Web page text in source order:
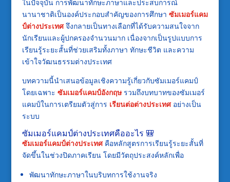
ในปัจจุบัน การพัฒนาทักษะภาษาและประสบการณ์
นานาชาติเป็นองค์ประกอบสำคัญของการศึกษา ซัมเมอร์แคม
ป์ต่างประเทศจึงกลายเป็นทางเลือกที่ได้รับความสนใจจาก
นักเรียนและผู้ปกครองจำนวนมาก เนื่องจากเป็นรูปแบบการ
เรียนรู้ระยะสั้นที่ช่วยเสริมทั้งภาษา ทักษะชีวิต และความ
เข้าใจวัฒนธรรมต่างประเทศ
บทความนี้นำเสนอข้อมูลเชิงความรู้เกี่ยวกับซัมเมอร์แคมป์
โดยเฉพาะ ซัมเมอร์แคมป์อังกฤษรวมถึงบทบาทของซัมเมอร์
แคมป์ในการเตรียมตัวสู่การ เรียนต่อต่างประเทศอย่างเป็น
ระบบ
ซัมเมอร์แคมป์ต่างประเทศคืออะไร 🎒
ซัมเมอร์แคมป์ต่างประเทศคือหลักสูตรการเรียนรู้ระยะสั้นที่
จัดขึ้นในช่วงปิดภาคเรียน โดยมีวัตถุประสงค์หลักเพื่อ
พัฒนาทักษะภาษาในบริบทการใช้งานจริง